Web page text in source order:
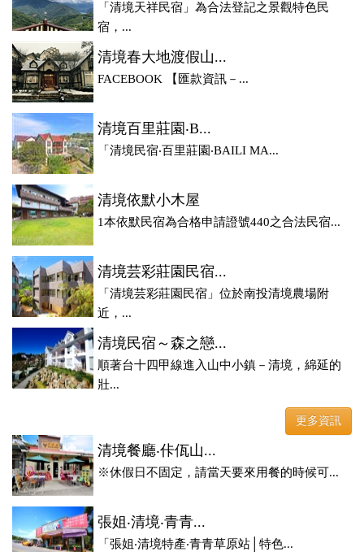
「清境天祥民宿」為合法登記之景觀特色民
宿，...
清境春大地渡假山...
FACEBOOK 【匯款資訊－...
清境百里莊園‧B...
「清境民宿‧百里莊園‧BAILI MA...
清境依默小木屋
1本依默民宿為合格申請證號440之合法民宿...
清境芸彩莊園民宿...
「清境芸彩莊園民宿」位於南投清境農場附
近，...
清境民宿～森之戀...
順著台十四甲線進入山中小鎮－清境，綿延的
壯...
更多資訊
清境餐廳‧佧佤山...
※休假日不固定，請當天要來用餐的時候可...
張姐‧清境‧青青...
「張姐‧清境特產‧青青草原站│特色...